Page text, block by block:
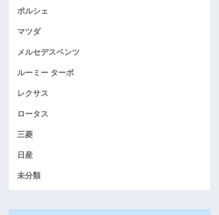
ポルシェ
マツダ
メルセデスベンツ
ルーミー ターボ
レクサス
ロータス
三菱
日産
未分類